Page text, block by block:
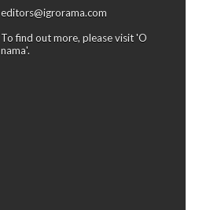
editors@igrorama.com
To find out more, please visit 'O
nama'.